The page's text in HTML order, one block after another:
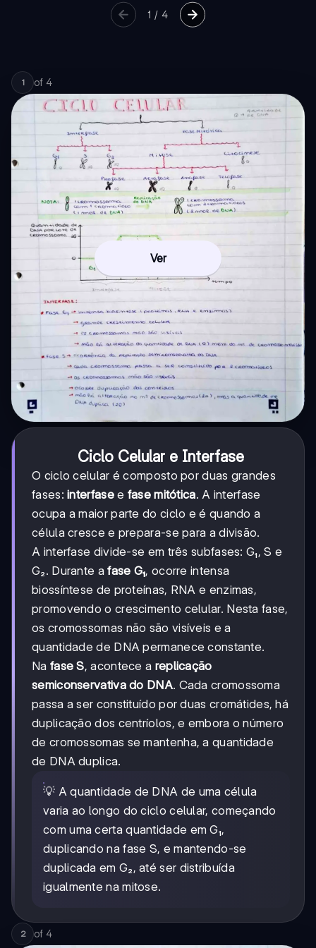
1 /4
1 of 4
Ver
Ciclo Celular e Interfase
O ciclo celular é composto por duas grandes
fases:interfasee fase mitótica. A interfase
ocupa a maior parte do ciclo e é quando a
célula cresce e prepara-se para a divisão.
A interfase divide-se em três subfases: G₁, S e
G₂. Durante afase G₁, ocorre intensa
biossíntese de proteínas, RNA e enzimas,
promovendo o crescimento celular. Nesta fase,
os cromossomas não são visíveis e a
quantidade de DNA permanece constante.
Na fase S, acontece a replicação
semiconservativa do DNA. Cada cromossoma
passa a ser constituído por duas cromátides, há
duplicação dos centríolos, e embora o número
de cromossomas se mantenha, a quantidade
de DNA duplica.
💡 A quantidade de DNA de uma célula
varia ao longo do ciclo celular, começando
com uma certa quantidade em G₁,
duplicando na fase S, e mantendo-se
duplicada em G₂, até ser distribuída
igualmente na mitose.
2 of 4